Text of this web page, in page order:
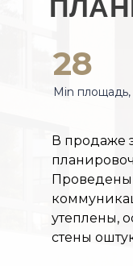
В продаже
утеплены,
стены
28
Мin площадь,